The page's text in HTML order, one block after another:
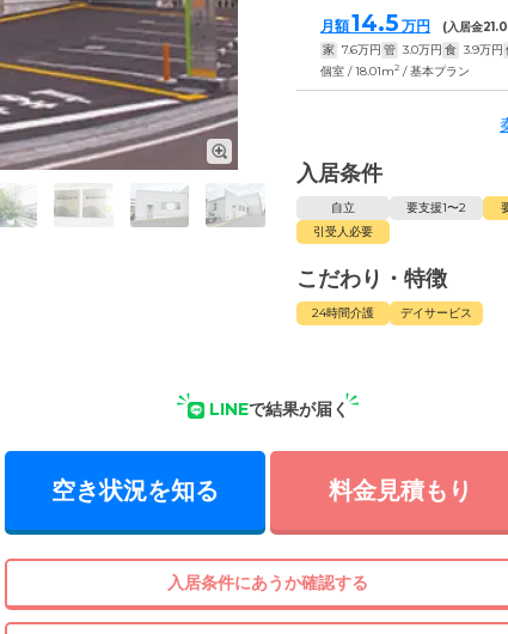
月額14.5 万円 (入居金21.0
家 7.6万円 管 3.0万円 食 3.9万円
個室 / 18.01m2 / 基本プラン
入居条件
自立 要支援1〜2
引受人必要
こだわり・特徴
24時間介護 デイサービス
LINEで結果が届く
空き状況を知る 料金見積もり
入居条件にあうか確認する